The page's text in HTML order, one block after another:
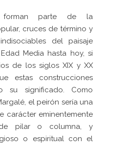
forman parte de la
cruces de término y
del paisaje
Media hasta hoy, si
de los siglos XIX y XX
estas construcciones
su significado. Como
el peirón sería una
carácter eminentemente
pilar o columna, y
o espiritual con el